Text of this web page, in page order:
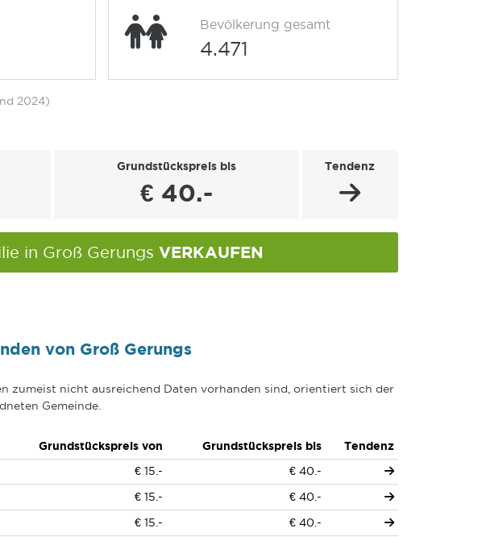
Bevölkerung gesamt
4.471
2024)
Grundstückspreis bis
€ 40.-
Tendenz
in Groß Gerungs VERKAUFEN
von Groß Gerungs
zumeist nicht ausreichend Daten vorhanden sind, orientiert sich der
Gemeinde.
Grundstückspreis von Grundstückspreis bis
Tendenz
€ 15.-
€ 40.-
€ 15.-
€ 40.-
€ 15.-
€ 40.-